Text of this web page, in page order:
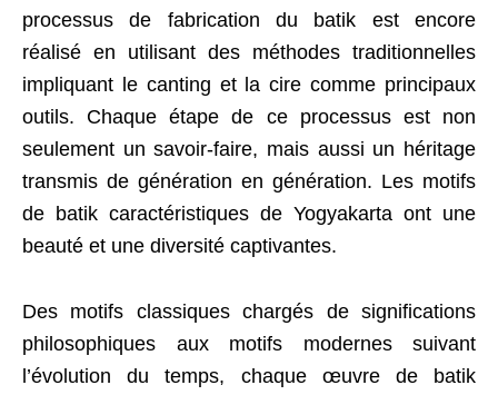
processus de fabrication du batik est encore
réalisé en utilisant des méthodes traditionnelles
impliquant le canting et la cire comme principaux
outils. Chaque étape de ce processus est non
seulement un savoir-faire, mais aussi un héritage
transmis de génération en génération. Les motifs
de batik caractéristiques de Yogyakarta ont une
beauté et une diversité captivantes.
Des motifs classiques chargés de significations
philosophiques aux motifs modernes suivant
l’évolution du temps, chaque œuvre de batik